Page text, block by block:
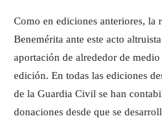
Como en ediciones anteriores, la
Benemérita ante este acto
aportación de alrededor de
edición. En todas las ediciones
de la Guardia Civil se han
donaciones desde que se